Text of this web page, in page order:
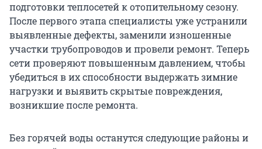
подготовки теплосетей к отопительному сезону.
После первого этапа специалисты уже устранили
выявленные дефекты, заменили изношенные
участки трубопроводов и провели ремонт. Теперь
сети проверяют повышенным давлением, чтобы
убедиться в их способности выдержать зимние
нагрузки и выявить скрытые повреждения,
возникшие после ремонта.
Без горячей воды останутся следующие районы и